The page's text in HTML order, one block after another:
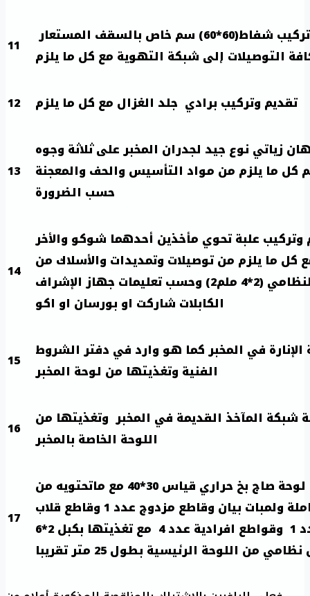
11
تقديم وتركيب شفاط(60*60) سم خاص بالسقف المستعار
التوصيلات إلى شبكة التهوية مع كل ما يلزم
12 تقديم وتركيب برادي جلد الغزال مع كل ما يلزم
13
زياتي نوع جيد لجدران المخبر على ثلاثة وجوه
كل ما يلزم من مواد التأسيس والحف والمعجنة
حسب الضرورة
14
وتركيب علبة تحوي مأخذين أحدهما شوكو والأخر
كل ما يلزم من توصيلات وتمديدات والأسلاك من
النحاس النظامي (2*4 ملم2) وحسب تعليمات جهاز الإشراف
الكابلات شاركت او بورسان او اكو
15
الإنارة في المخبر كما هو وارد في دفتر الشروط
الفنية وتغذيتها من لوحة المخبر
16
شبكة المآخذ القديمة في المخبر وتغذيتها من
اللوحة الخاصة بالمخبر
17
تقديم لوحة صاج بخ حراري قياس 30*40 مع ماتحتويه من
شاشة شاملة ولمبات بيان وقاطع مزدوج عدد 1 وقاطع قلاب
سكة عدد 1 وقواطع افرادية عدد 4 مع تغذيتها بكبل 2*6
من اللوحة الرئيسية بطول 25 متر تقريبا